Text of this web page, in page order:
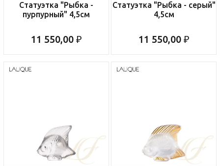
Статуэтка "Рыбка -
пурпурный" 4,5см
11 550,00 ₽
Статуэтка "Рыбка - серый"
4,5см
11 550,00 ₽